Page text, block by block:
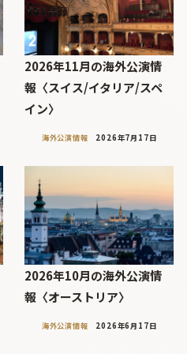
2026年11月の海外公演情
報〈スイス/イタリア/スペ
イン〉
海外公演情報 2026年7月17日
2026年10月の海外公演情
報〈オーストリア〉
海外公演情報 2026年6月17日